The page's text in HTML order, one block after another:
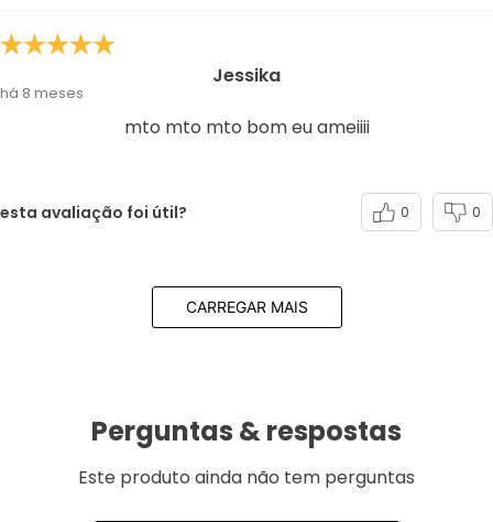
Jessika
há 8 meses
mto mto mto bom eu ameiiii
esta avaliação foi útil? 0 0
CARREGAR MAIS
Perguntas & respostas
Este produto ainda não tem perguntas